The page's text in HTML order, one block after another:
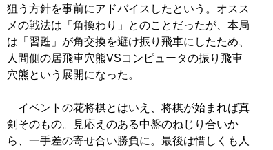
狙う方針を事前にアドバイスしたという。オスス
メの戦法は「角換わり」とのことだったが、本局
は「習甦」が角交換を避け振り飛車にしたため、
人間側の居飛車穴熊VSコンピュータの振り飛車
穴熊という展開になった。
イベントの花将棋とはいえ、将棋が始まれば真
剣そのもの。見応えのある中盤のねじり合いか
ら、一手差の寄せ合い勝負に。最後は惜しくも人